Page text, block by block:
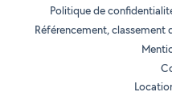
Politique de
Référencement, classement